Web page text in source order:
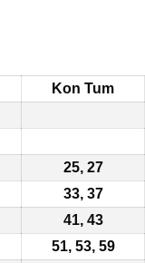
Kon Tum
25, 27
33, 37
41, 43
51, 53, 59